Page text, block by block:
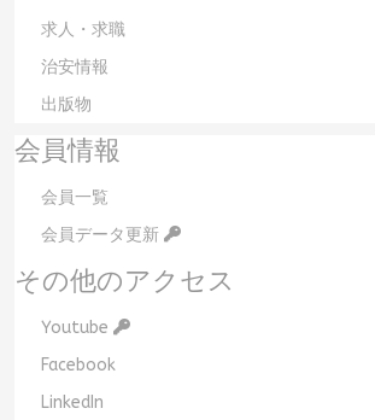
求人・求職
治安情報
出版物
会員情報
会員一覧
会員データ更新
その他のアクセス
Youtube
Facebook
LinkedIn